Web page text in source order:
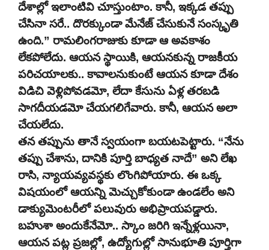
దేశాల్లో ఇలాంటివి చూస్తుంటాం. కానీ, ఇక్కడ తప్పు
చేసినా సరే.. దొరక్కుండా మేనేజ్ చేసుకునే సంస్కృతి
ఉంది.” రామలింగరాజుకు కూడా ఆ అవకాశం
లేకపోలేదు. ఆయన స్థాయికి, ఆయనకున్న రాజకీయ
పరిచయాలకు.. కావాలనుకుంటే ఆయన కూడా దేశం
విడిచి వెళ్లిపోవడమో, లేదా కేసును ఏళ్ల తరబడి
సాగదీయడమో చేయగలిగేవారు. కానీ, ఆయన అలా
చేయలేదు.
తన తప్పును తానే స్వయంగా బయటపెట్టారు. “నేను
తప్పు చేశాను, దానికి పూర్తి బాధ్యత నాదే” అని లేఖ
రాసి, న్యాయవ్యవస్థకు లొంగిపోయారు. ఈ ఒక్క
విషయంలో ఆయన్ని మెచ్చుకోకుండా ఉండలేం అని
డాక్యుమెంటరీలో పలువురు అభిప్రాయపడ్డారు.
బహుశా అందుకేనేమో.. స్కాం జరిగి ఇన్నేళ్లయినా,
ఆయన పట్ల ప్రజల్లో, ఉద్యోగుల్లో సానుభూతి పూర్తిగా